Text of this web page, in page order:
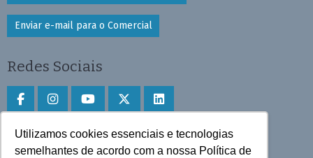
Utilizamos cookies essenciais e tecnologias
semelhantes de acordo com a nossa Política de
Enviar e-mail para o Comercial
Redes Sociais
Faça download do aplicativo